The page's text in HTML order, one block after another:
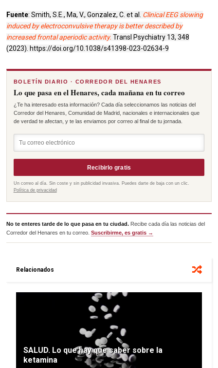
Fuente: Smith, S.E., Ma, V., Gonzalez, C. et al. Clinical EEG slowing
induced by electroconvulsive therapy is better described by
increased frontal aperiodic activity. Transl Psychiatry 13, 348
(2023). https://doi.org/10.1038/s41398-023-02634-9
BOLETÍN DIARIO · CORREDOR DEL HENARES
Lo que pasa en el Henares, cada mañana en tu correo
¿Te ha interesado esta información? Cada día seleccionamos las noticias del
Corredor del Henares, Comunidad de Madrid, nacionales e internacionales que
de verdad te afectan, y te las enviamos por correo al final de tu jornada.
Recibirlo gratis
Un correo al día. Sin coste y sin publicidad invasiva. Puedes darte de baja con un clic.
Política de privacidad
No te enteres tarde de lo que pasa en tu ciudad. Recibe cada día las noticias del
Corredor del Henares en tu correo.Suscribirme, es gratis →
Relacionados
SALUD. Lo que hay que saber sobre la
ketamina